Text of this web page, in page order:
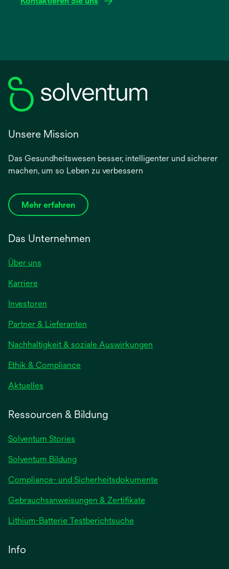
Unsere Mission
Das Gesundheitswesen besser, intelligenter und sicherer
machen, um so Leben zu verbessern
Mehr erfahren
Das Unternehmen
Über uns
Karriere
Investoren
einer
neuen
Registerkarte
geöffnet
Partner & Lieferanten
Nachhaltigkeit & soziale Auswirkungen
Ethik & Compliance
Aktuelles
Registerkarte
Ressourcen & Bildung
Solventum Stories
Solventum Bildung
Compliance- und Sicherheitsdokumente
Gebrauchsanweisungen & Zertifikatewird
Lithium-Batterie Testberichtsuchewird
Info